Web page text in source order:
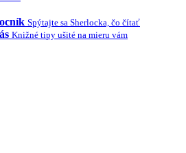
Spýtajte sa Sherlocka, čo čítať
Knižné tipy ušité na mieru vám